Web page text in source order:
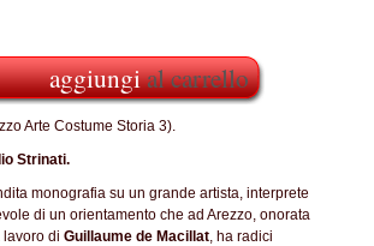
aggiungial carrello
Arte Costume Storia 3).
Strinati.
monografia su un grande artista, interprete
di un orientamento che ad Arezzo, onorata
di Guillaume de Macillat, ha radici